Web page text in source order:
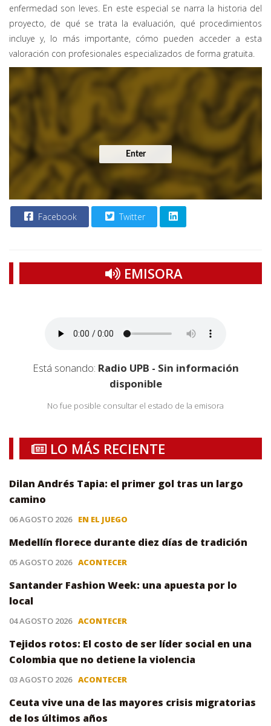
enfermedad son leves. En este especial se narra la historia del
proyecto, de qué se trata la evaluación, qué procedimientos
incluye y, lo más importante, cómo pueden acceder a esta
valoración con profesionales especializados de forma gratuita.
Enter
Facebook Twitter
EMISORA
Está sonando: Radio UPB - Sin información
disponible
No fue posible consultar el estado de la emisora
LO MÁS RECIENTE
Dilan Andrés Tapia: el primer gol tras un largo
camino
06 AGOSTO 2026 EN EL JUEGO
Medellín florece durante diez días de tradición
05 AGOSTO 2026 ACONTECER
Santander Fashion Week: una apuesta por lo
local
04 AGOSTO 2026 ACONTECER
Tejidos rotos: El costo de ser líder social en una
Colombia que no detiene la violencia
03 AGOSTO 2026 ACONTECER
Ceuta vive una de las mayores crisis migratorias
de los últimos años